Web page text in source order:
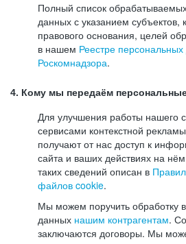
Полный список
данных с указанием субъектов,
правового основания, целей
в нашем Реестре
Роскомнадзора.
4. Кому мы передаём
Для улучшения работы нашего
сервисами контекстной
получают от нас доступ к
сайта и ваших действиях на
таких сведений описан в
файлов cookie.
Мы можем поручить обработку
данных нашим контрагентам.
заключаются договоры. Мы